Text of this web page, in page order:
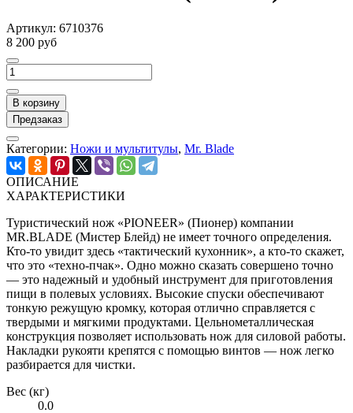
Артикул: 6710376
8 200 руб
В корзину
Предзаказ
Категории: Ножи и мультитулы, Mr. Blade
ОПИСАНИЕ
ХАРАКТЕРИСТИКИ
Туристический нож «PIONEER» (Пионер) компании
MR.BLADE (Мистер Блейд) не имеет точного определения.
Кто-то увидит здесь «тактический кухонник», а кто-то скажет,
что это «техно-пчак». Одно можно сказать совершено точно
— это надежный и удобный инструмент для приготовления
пищи в полевых условиях. Высокие спуски обеспечивают
тонкую режущую кромку, которая отлично справляется с
твердыми и мягкими продуктами. Цельнометаллическая
конструкция позволяет использовать нож для силовой работы.
Накладки рукояти крепятся с помощью винтов — нож легко
разбирается для чистки.
Вес (кг)
0.0